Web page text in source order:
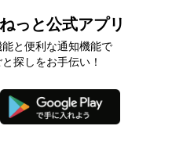
っと公式アプリ
と便利な通知機能で
探しをお手伝い！